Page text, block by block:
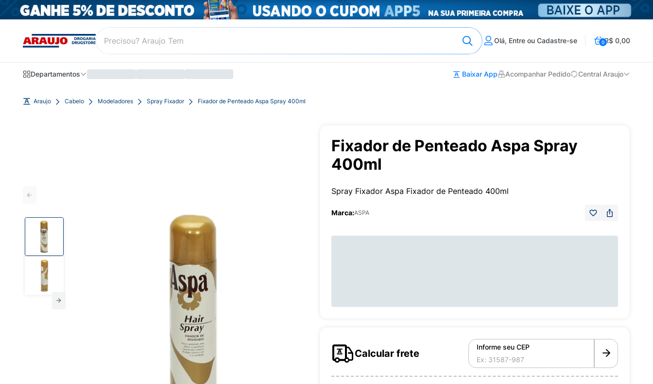
Olá, Entre ou Cadastre-se 0R$ 0,00
Departamentos Baixar App Acompanhar Pedido Central Araujo
Araujo Cabelo Modeladores Spray Fixador Fixador de Penteado Aspa Spray 400ml
Fixador de Penteado Aspa Spray
400ml
Spray Fixador Aspa Fixador de Penteado 400ml
Marca:ASPA
Calcular frete
Informe seu CEP